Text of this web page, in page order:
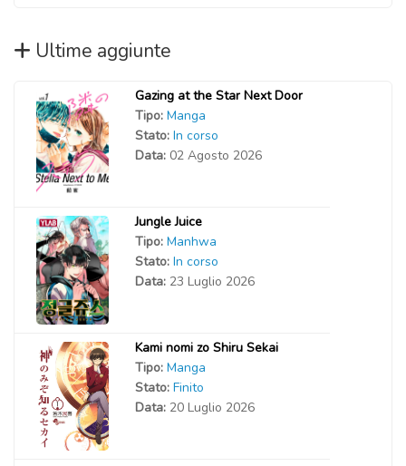
Ultime aggiunte
Gazing at the Star Next Door
Tipo: Manga
Stato: In corso
Data: 02 Agosto 2026
Jungle Juice
Tipo: Manhwa
Stato: In corso
Data: 23 Luglio 2026
Kami nomi zo Shiru Sekai
Tipo: Manga
Stato: Finito
Data: 20 Luglio 2026